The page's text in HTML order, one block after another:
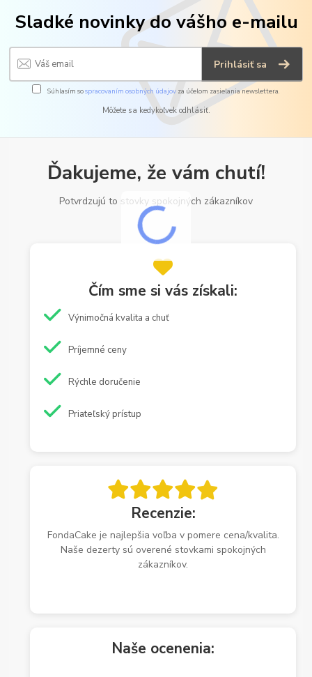
Sladké novinky do vášho e-mailu
Prihlásiť sa
Súhlasím sospracovaním osobných údajov za účelom zasielania newslettera.
Môžete sa kedykoľvek odhlásiť.
Ďakujeme, že vám chutí!
Potvrdzujú to stovky spokojných zákazníkov
Čím sme si vás získali:
Výnimočná kvalita a chuť
Príjemné ceny
Rýchle doručenie
Priateľský prístup
Recenzie:
FondaCake je najlepšia voľba v pomere cena/kvalita.
Naše dezerty sú overené stovkami spokojných
zákazníkov.
Naše ocenenia: